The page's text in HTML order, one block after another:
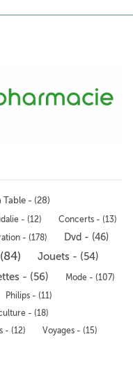
Table - (28)
- (12) Concerts - (13)
- (178) Dvd - (46)
Jouets - (54)
- (56) Mode - (107)
Philips - (11)
- (18)
- (12) Voyages - (15)